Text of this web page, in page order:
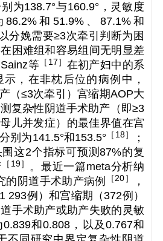
为138.7°与160.9°，灵敏度
和51.9%、87.1%和
分娩需要≥3次牵引判断为困
困难组和容易组间无明显差
等 ［ 17 ］ 在初产妇中的系
，在非枕后位的病例中，
（≤3次牵引）宫缩期AOP大
复杂性阴道手术助产（即≥3
儿并发症）的最佳界值在宫
别为141.5°和153.5° ［18］
；
这2个指标可预测87%的复
［ 19］ 。最近一篇meta分析纳
的阴道手术助产病例
［ 20 ］
，
293例）和宫缩期（372例）
手术助产或助产失败的灵敏
和0.808，以及0.767和